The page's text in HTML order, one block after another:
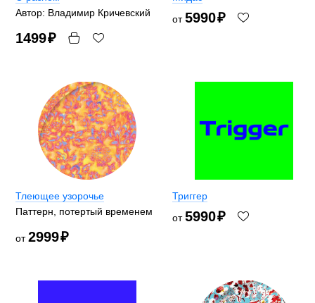
Автор: Владимир Кричевский
1499₽
от5990₽
Тлеющее узорочье
Паттерн, потертый временем
от2999₽
Триггер
от5990₽